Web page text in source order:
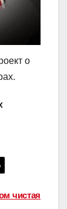
о
чистая